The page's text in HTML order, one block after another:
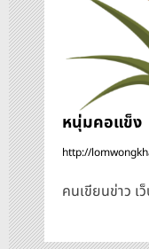
หนุ่มคอแข็ง
http://
คนเขียนข่าว